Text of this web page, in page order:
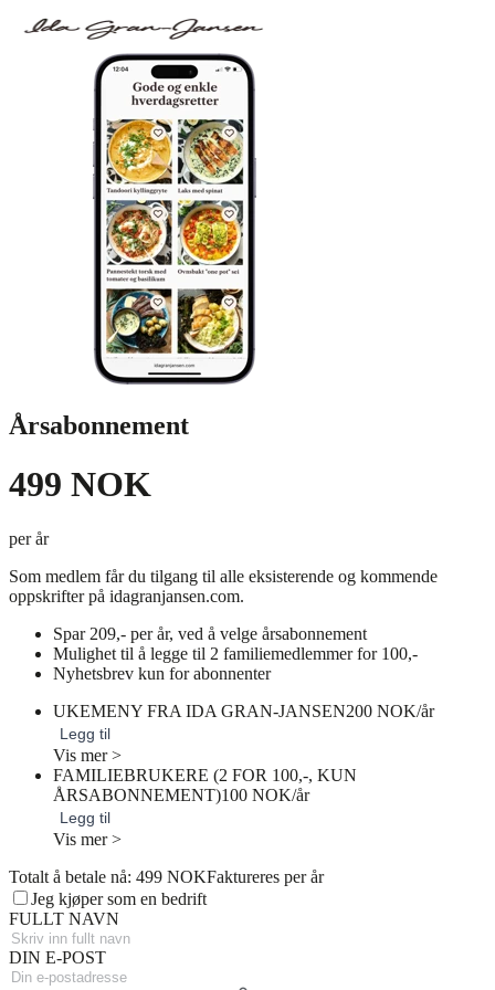
Årsabonnement
499 NOK
per år
Som medlem får du tilgang til alle eksisterende og kommende
oppskrifter på idagranjansen.com.
Spar 209,- per år, ved å velge årsabonnement
Mulighet til å legge til 2 familiemedlemmer for 100,-
Nyhetsbrev kun for abonnenter
UKEMENY FRA IDA GRAN-JANSEN200 NOK/år
Legg til
Vis mer >
FAMILIEBRUKERE (2 FOR 100,-, KUN
ÅRSABONNEMENT)100 NOK/år
Legg til
Vis mer >
Totalt å betale nå: 499 NOKFaktureres per år
Jeg kjøper som en bedrift
FULLT NAVN
DIN E-POST